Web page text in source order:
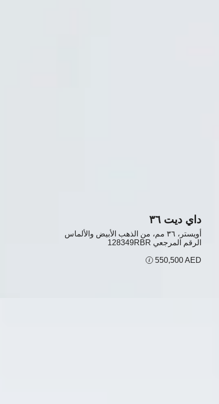
داي ديت ۳٦
أويستر، ٣٦ مم، من الذهب الأبيض والألماس
الرقم المرجعي 128349RBR
550,500 AED